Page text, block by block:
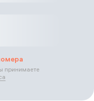
принимаете